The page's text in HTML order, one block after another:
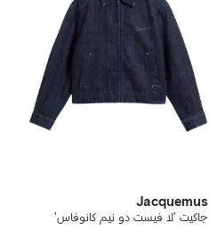
Jacquemus
جاكيت 'لا فيست دو نيم كانوفاس'